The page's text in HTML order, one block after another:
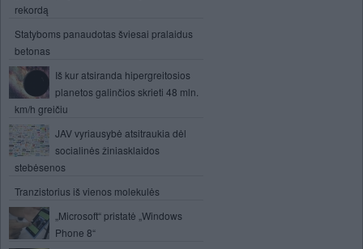
rekordą
Statyboms panaudotas šviesai pralaidus
betonas
Iš kur atsiranda hipergreitosios
planetos galinčios skrieti 48 mln.
km/h greičiu
JAV vyriausybė atsitraukia dėl
socialinės žiniasklaidos
stebėsenos
Tranzistorius iš vienos molekulės
„Microsoft“ pristatė „Windows
Phone 8“